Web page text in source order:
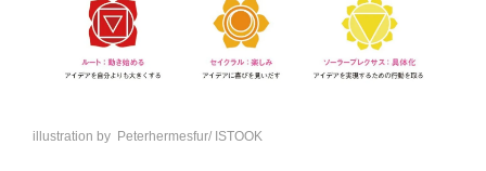
illustration by Peterhermesfur/ ISTOOK